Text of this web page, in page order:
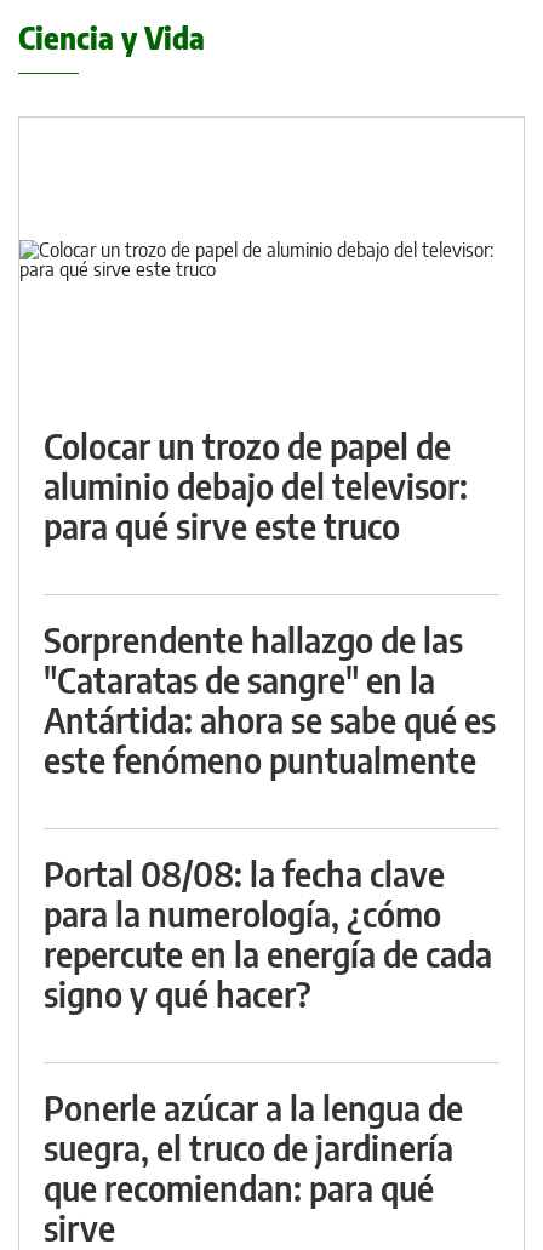
Ciencia y Vida
Colocar un trozo de papel de
aluminio debajo del televisor:
para qué sirve este truco
Sorprendente hallazgo de las
"Cataratas de sangre" en la
Antártida: ahora se sabe qué es
este fenómeno puntualmente
Portal 08/08: la fecha clave
para la numerología, ¿cómo
repercute en la energía de cada
signo y qué hacer?
Ponerle azúcar a la lengua de
suegra, el truco de jardinería
que recomiendan: para qué
sirve